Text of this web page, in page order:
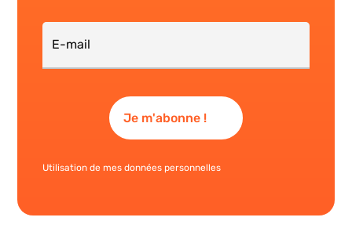
Utilisation de mes données personnelles